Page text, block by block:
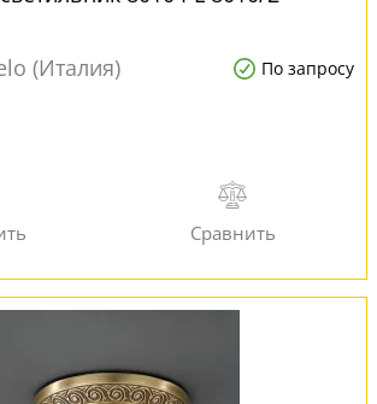
(Италия) По запросу